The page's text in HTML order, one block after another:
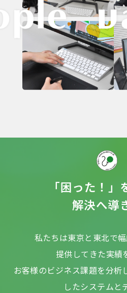
「困った！」
解決へ導
私たちは東京と東北で
提供してきた実績
お客様のビジネス課題を分析
したシステムと